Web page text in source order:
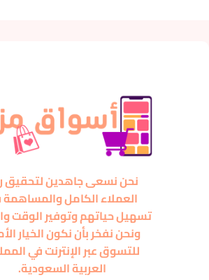
نحن نسعى جاهدين لتحقيق
العملاء الكامل
تسهيل حياتهم وتوفير الوقت
ونحن نفخر بأن نكون الخيار
للتسوق عبر الإنترنت في
العربية السعودية.